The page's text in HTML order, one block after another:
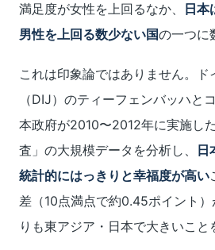
満足度が女性を上回るなか、
日本
男性を上回る数少ない国の一つに
これは印象論ではありません。ド
（DIJ）のティーフェンバッハと
本政府が2010〜2012年に実施し
査」の大規模データを分析し、
日
統計的にはっきりと幸福度が高い
差（10点満点で約0.45ポイント
りも東アジア・日本で大きいこと